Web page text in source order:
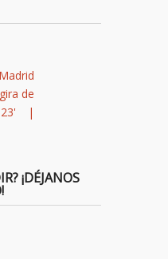
de
|
¡DÉJANOS